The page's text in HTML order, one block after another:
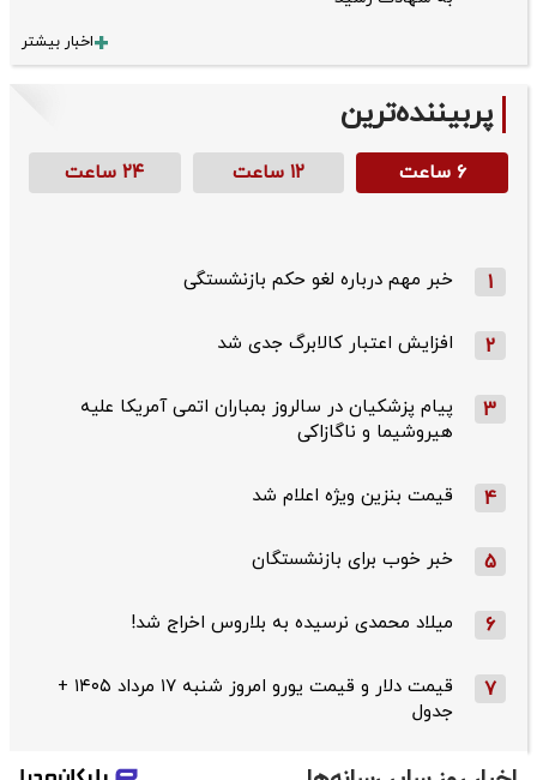
اخبار بیشتر
پربیننده‌ترین
۶ ساعت ۱۲ ساعت ۲۴ ساعت
1 خبر مهم درباره لغو حکم بازنشستگی
2 افزایش اعتبار کالابرگ جدی شد
3
پیام پزشکیان در سالروز بمباران اتمی آمریکا علیه
هیروشیما و ناگازاکی
4 قیمت بنزین ویژه اعلام شد
5 خبر خوب برای بازنشستگان
6 میلاد محمدی نرسیده به بلاروس اخراج شد!
7
قیمت دلار و قیمت یورو امروز شنبه ۱۷ مرداد ۱۴۰۵ +
جدول